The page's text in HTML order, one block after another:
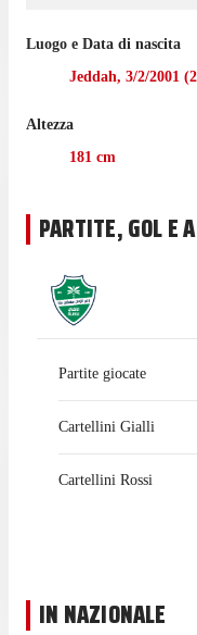
Luogo e Data di nascita
Jeddah, 3/2/2001 (
Altezza
181 cm
PARTITE, GOL E
Partite giocate
Cartellini Gialli
Cartellini Rossi
IN NAZIONALE